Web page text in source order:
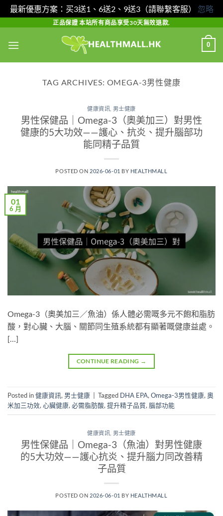
最新優惠方案：买3送1、6送2、9送3（請聯繫客服） 忽略
content
正品保證 本站所有商品享受30天無效退款.
0
TAG ARCHIVES: OMEGA-3男性健康
健康資訊 男士健康
男性保健品｜Omega-3（奧美加三）對男性
健康的5大功效——護心、抗炎、提升腦部功
能同精子品質
POSTED ON 2026-06-01 BY HEALTHMALL
01
6 月
Omega-3（奧美加三／魚油）係人體必需嘅多元不飽和脂肪
酸，對心臟、大腦、關節同生殖系統都有顯著嘅健康益處。
[…]
CONTINUE READING →
Posted in健康資訊, 男士健康 Tagged DHA EPA,Omega-3男性健康,奧
米加三功效,心臟健康,必需脂肪酸,提升精子品質,腦部功能
健康資訊 男士健康
男性保健品｜Omega-3（魚油）對男性健康
的5大功效——護心抗炎、提升腦力同改善精
子品質
POSTED ON 2026-06-01 BY HEALTHMALL